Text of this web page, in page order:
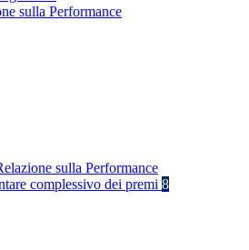
sulla Performance
sulla Performance
complessivo dei premi 8